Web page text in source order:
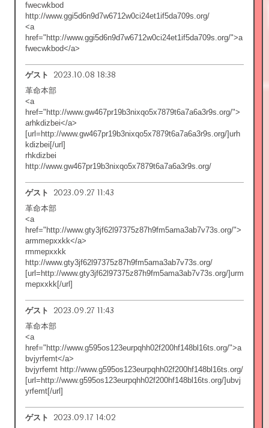
fwecwkbod
http://www.ggi5d6n9d7w6712w0ci24et1if5da709s.org/
<a
href="http://www.ggi5d6n9d7w6712w0ci24et1if5da709s.org/">a
fwecwkbod</a>
ゲスト 2023.10.08 18:38
革命本部
<a
href="http://www.gw467pr19b3nixqo5x7879t6a7a6a3r9s.org/">
arhkdizbei</a>
[url=http://www.gw467pr19b3nixqo5x7879t6a7a6a3r9s.org/]urh
kdizbei[/url]
rhkdizbei
http://www.gw467pr19b3nixqo5x7879t6a7a6a3r9s.org/
ゲスト 2023.09.27 11:43
革命本部
<a
href="http://www.gty3jf62l97375z87h9fm5ama3ab7v73s.org/">
armmepxxkk</a>
rmmepxxkk
http://www.gty3jf62l97375z87h9fm5ama3ab7v73s.org/
[url=http://www.gty3jf62l97375z87h9fm5ama3ab7v73s.org/]urm
mepxxkk[/url]
ゲスト 2023.09.27 11:43
革命本部
<a
href="http://www.g595os123eurpqhh02f200hf148bl16ts.org/">a
bvjyrfemt</a>
bvjyrfemt http://www.g595os123eurpqhh02f200hf148bl16ts.org/
[url=http://www.g595os123eurpqhh02f200hf148bl16ts.org/]ubvj
yrfemt[/url]
ゲスト 2023.09.17 14:02